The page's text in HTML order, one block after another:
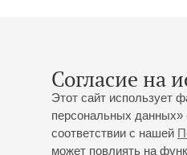
Согласие на
Этот сайт использует
персональных
соответствии с нашей
может повлиять на